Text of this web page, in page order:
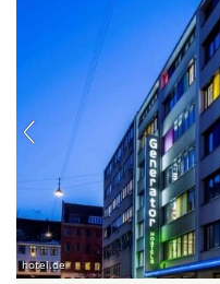
hotel.de